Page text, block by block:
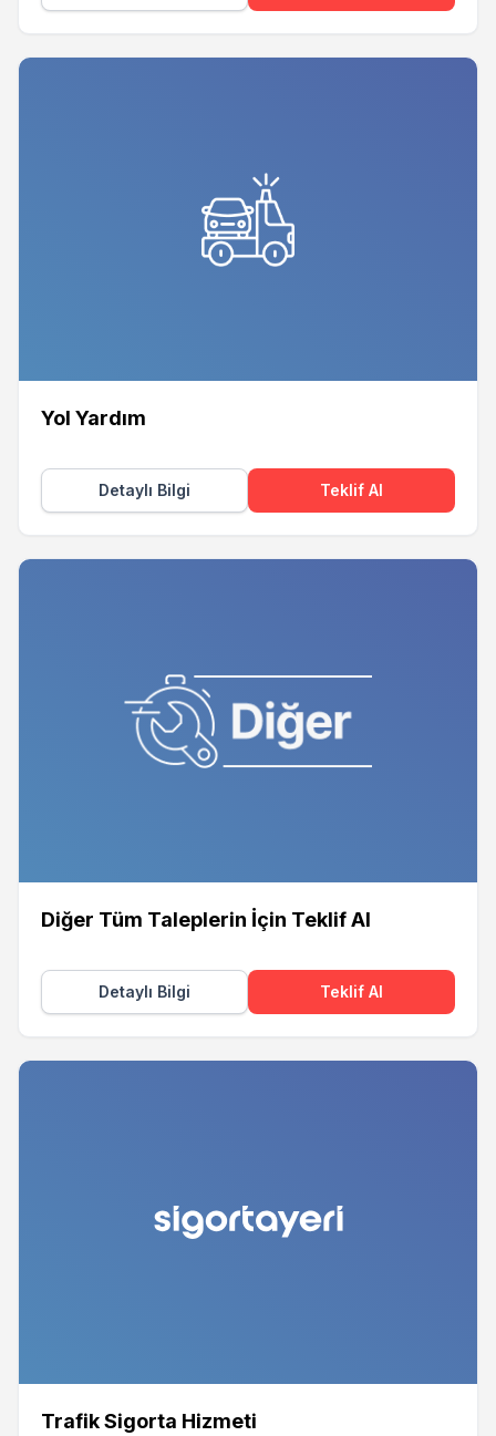
Yol Yardım
Detaylı Bilgi Teklif Al
Diğer Tüm Taleplerin İçin Teklif Al
Detaylı Bilgi Teklif Al
Trafik Sigorta Hizmeti